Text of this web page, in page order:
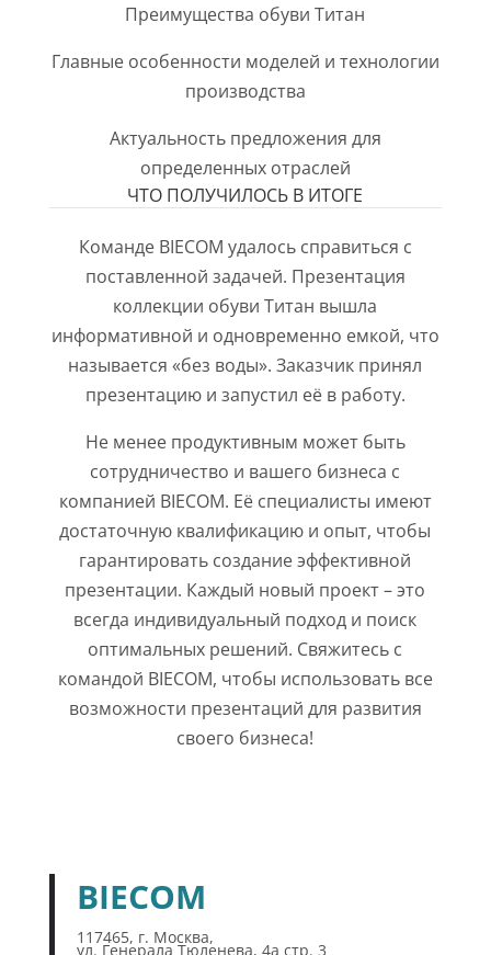
Преимущества обуви Титан
Главные особенности моделей и технологии
производства
Актуальность предложения для
определенных отраслей
ЧТО ПОЛУЧИЛОСЬ В ИТОГЕ
Команде BIECOM удалось справиться с
поставленной задачей. Презентация
коллекции обуви Титан вышла
информативной и одновременно емкой, что
называется «без воды». Заказчик принял
презентацию и запустил её в работу.
Не менее продуктивным может быть
сотрудничество и вашего бизнеса с
компанией BIECOM. Её специалисты имеют
достаточную квалификацию и опыт, чтобы
гарантировать создание эффективной
презентации. Каждый новый проект – это
всегда индивидуальный подход и поиск
оптимальных решений. Свяжитесь с
командой BIECOM, чтобы использовать все
возможности презентаций для развития
своего бизнеса!
BIECOM
117465, г. Москва,
ул. Генерала Тюленева, 4а стр. 3